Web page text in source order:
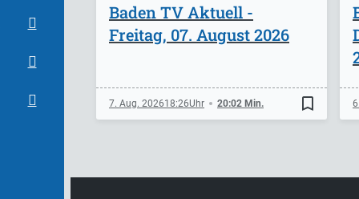
Baden TV Aktuell -
Freitag, 07. August 2026
7. Aug. 202618:26 20:02 Min. bookmark_border